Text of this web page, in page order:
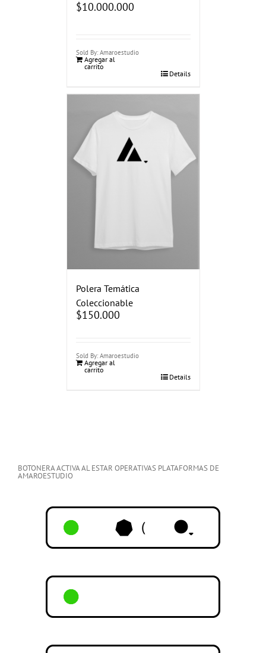
$10.000.000
Sold By: Amaroestudio
Agregar al
carrito
Details
Polera Temática
Coleccionable
$150.000
Sold By: Amaroestudio
Agregar al
carrito
Details
BOTONERA ACTIVA AL ESTAR OPERATIVAS PLATAFORMAS DE
AMAROESTUDIO